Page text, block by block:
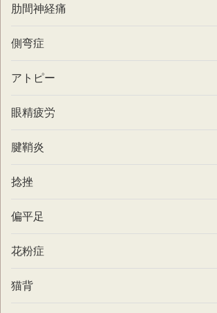
肋間神経痛
側弯症
アトピー
眼精疲労
腱鞘炎
捻挫
偏平足
花粉症
猫背